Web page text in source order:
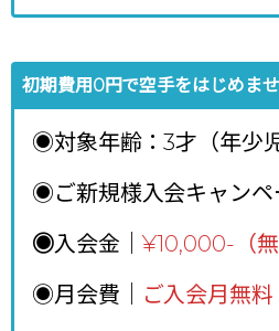
初期費用0円で空手をはじめませ
◉対象年齢：3才（年少
◉ご新規様入会キャンペ
◉入会金｜ ¥10,000-（無
◉月会費｜
ご入会月無料